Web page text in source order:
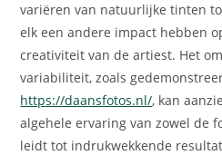
variëren van natuurlijke tinten
elk een andere impact hebben
creativiteit van de artiest. Het
variabiliteit, zoals
https://daansfotos.nl/, kan
algehele ervaring van zowel de
leidt tot indrukwekkende